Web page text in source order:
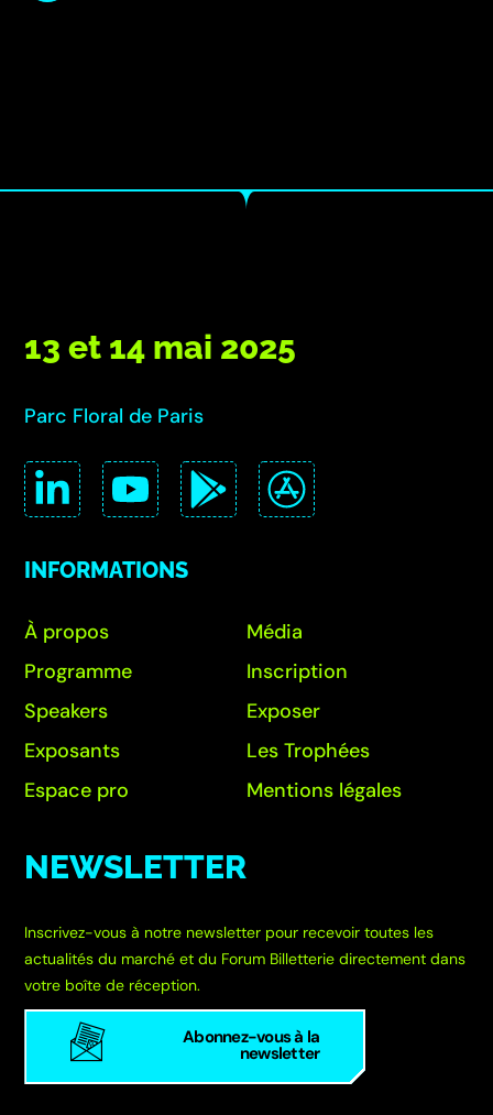
13 et 14 mai 2025
Parc Floral de Paris
INFORMATIONS
À propos
Programme
Speakers
Exposants
Espace pro
Média
Inscription
Exposer
Les Trophées
Mentions légales
NEWSLETTER
Inscrivez-vous à notre newsletter pour recevoir toutes les
actualités du marché et du Forum Billetterie directement dans
votre boîte de réception.
Abonnez-vous à la
newsletter